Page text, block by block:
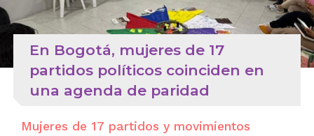
En Bogotá, mujeres de 17
partidos políticos coinciden en
una agenda de paridad
Mujeres de 17 partidos y movimientos